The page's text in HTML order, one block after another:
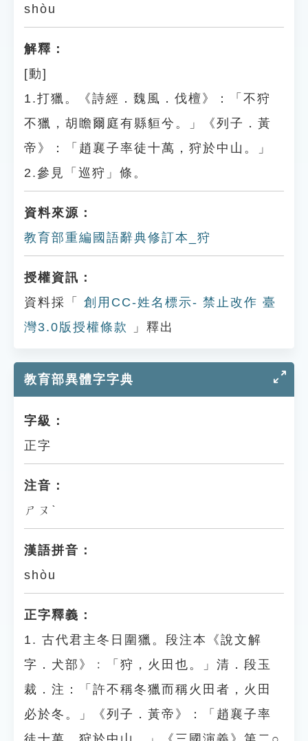
shòu
解釋：
[動]
1.打獵。《詩經．魏風．伐檀》：「不狩
不獵，胡瞻爾庭有縣貆兮。」《列子．黃
帝》：「趙襄子率徒十萬，狩於中山。」
2.參見「巡狩」條。
資料來源：
教育部重編國語辭典修訂本_狩
授權資訊：
資料採「
創用CC-姓名標示- 禁止改作 臺
灣3.0版授權條款
」釋出
教育部異體字字典
字級：
正字
注音：
ㄕㄡˋ
漢語拼音：
shòu
正字釋義：
1. 古代君主冬日圍獵。段注本《說文解
字．犬部》﹕「狩，火田也。」清．段玉
裁．注：「許不稱冬獵而稱火田者，火田
必於冬。」《列子．黃帝》：「趙襄子率